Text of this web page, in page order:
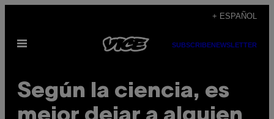
contenido
+ ESPAÑOL
Abrir
SUBSCRIBENEWSLETTER
Según la ciencia, es